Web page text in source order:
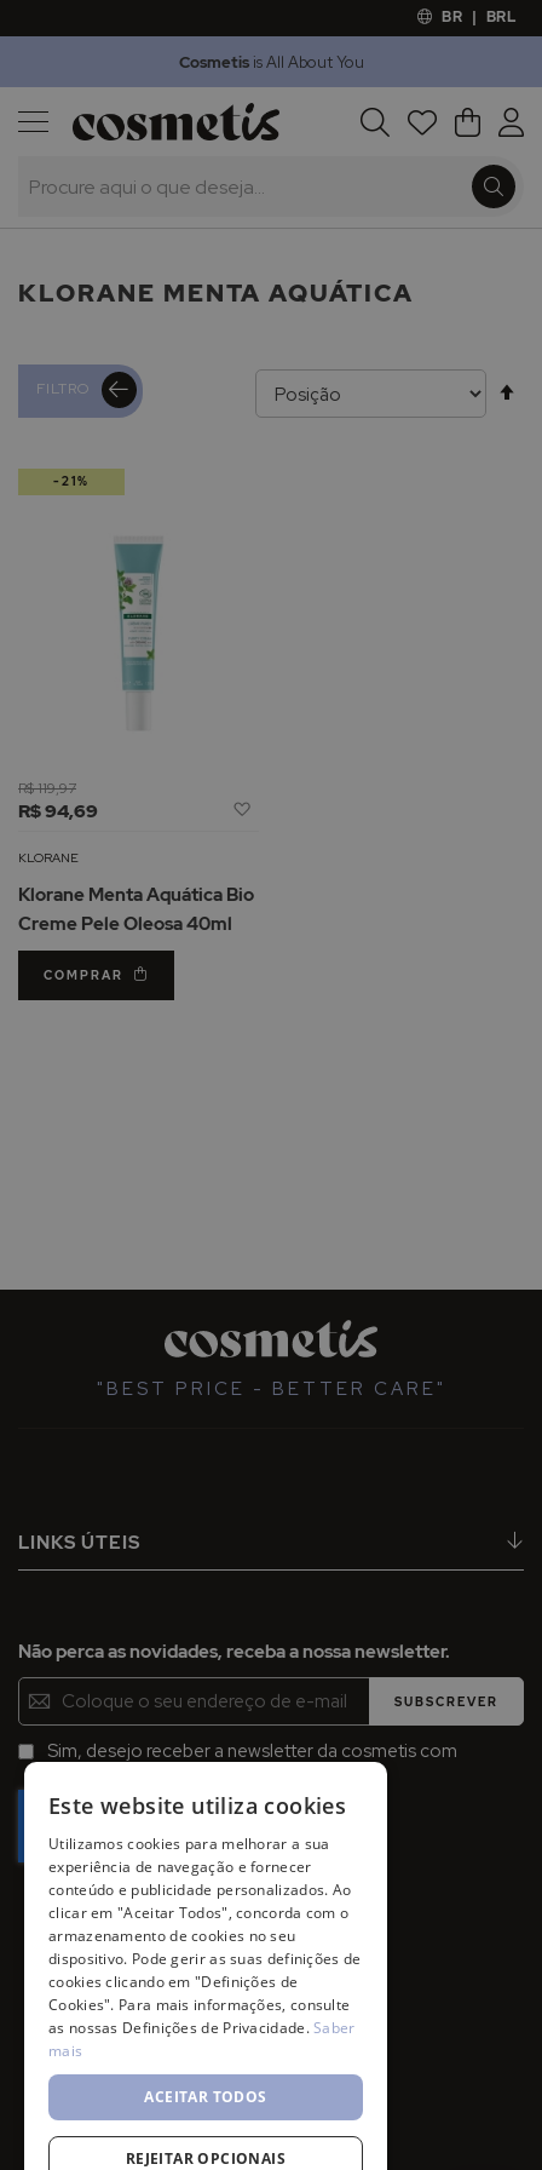
BR | BRL
Cosmetisis All About You
Procura O Meu
Outlet
KLORANE MENTA AQUÁTICA
FILTRO
R$ 94,69
R$ 119,97
KLORANE
Klorane Menta Aquática Bio
Creme Pele Oleosa 40ml
COMPRAR
-21%
"BEST PRICE - BETTER CARE"
LINKS ÚTEIS
Não perca as novidades, receba a nossa newsletter.
Inscreva-
se
na
Newsletter:
SUBSCREVER
Sim, desejo receber a newsletter da cosmetis com
Este website utiliza cookies
Utilizamos cookies para melhorar a sua
experiência de navegação e fornecer
conteúdo e publicidade personalizados. Ao
clicar em "Aceitar Todos", concorda com o
armazenamento de cookies no seu
dispositivo. Pode gerir as suas definições de
cookies clicando em "Definições de
Cookies". Para mais informações, consulte
as nossas Definições de Privacidade.Saber
mais
ACEITAR TODOS
REJEITAR OPCIONAIS